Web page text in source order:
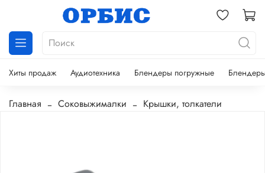
Хиты продаж Аудиотехника Блендеры погружные
Главная Соковыжималки Крышки, толкатели